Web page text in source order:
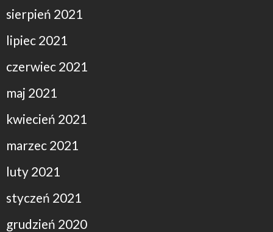
sierpień 2021
lipiec 2021
czerwiec 2021
maj 2021
kwiecień 2021
marzec 2021
luty 2021
styczeń 2021
grudzień 2020